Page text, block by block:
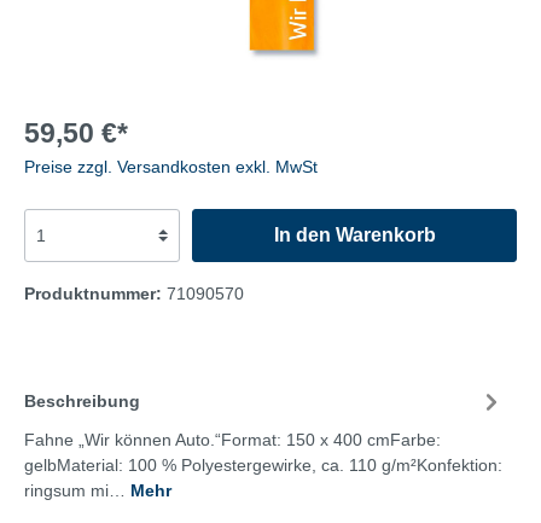
59,50 €*
Preise zzgl. Versandkosten exkl. MwSt
In den Warenkorb
Produktnummer: 71090570
Beschreibung
Fahne „Wir können Auto.“Format: 150 x 400 cmFarbe:
gelbMaterial: 100 % Polyestergewirke, ca. 110 g/m²Konfektion:
ringsum mi… Mehr